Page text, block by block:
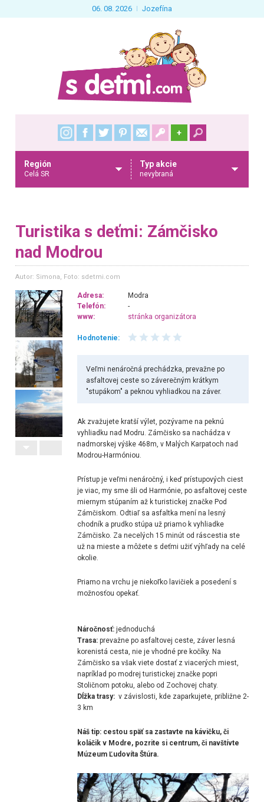
06. 08. 2026 Jozefína
+
Región
Celá SR
Typ akcie
nevybraná
Turistika s deťmi: Zámčisko
nad Modrou
Autor: Simona, Foto: sdetmi.com
Adresa:
Modra
Telefón:
-
www:
stránka organizátora
Hodnotenie:
Veľmi nenáročná prechádzka, prevažne po
asfaltovej ceste so záverečným krátkym
"stupákom" a peknou vyhliadkou na záver.
Ak zvažujete kratší výlet, pozývame na peknú
vyhliadku nad Modru. Zámčisko sa nachádza v
nadmorskej výške 468m, v Malých Karpatoch nad
Modrou-Harmóniou.
Prístup je veľmi nenáročný, i keď prístupových ciest
je viac, my sme šli od Harmónie, po asfaltovej ceste
miernym stúpaním až k turistickej značke Pod
Zámčiskom. Odtiaľ sa asfaltka mení na lesný
chodník a prudko stúpa už priamo k vyhliadke
Zámčisko. Za necelých 15 minút od ráscestia ste
už na mieste a môžete s deťmi užiť výhľady na celé
okolie.
Priamo na vrchu je niekoľko lavičiek a posedení s
možnosťou opekať.
Náročnosť: jednoduchá
Trasa: prevažne po asfaltovej ceste, záver lesná
korenistá cesta, nie je vhodné pre kočíky. Na
Zámčisko sa však viete dostať z viacerých miest,
napríklad po modrej turistickej značke popri
Stoličnom potoku, alebo od Zochovej chaty.
Dĺžka trasy: v závislosti, kde zaparkujete, približne 2-
3 km
Náš tip: cestou späť sa zastavte na kávičku, či
koláčik v Modre, pozrite si centrum, či navštívte
Múzeum Ľudovíta Štúra.